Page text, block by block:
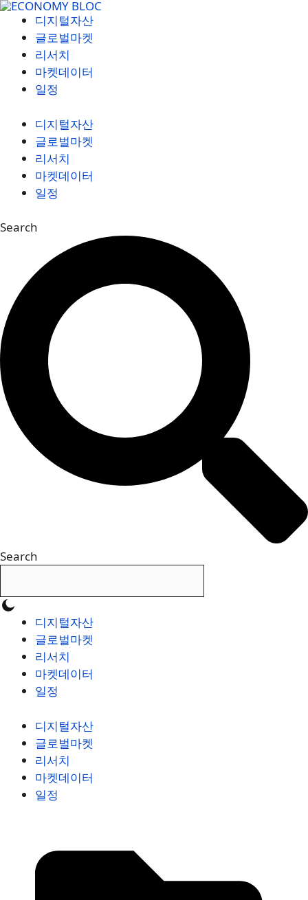
컨
디지털자산
글로벌마켓
리서치
마켓데이터
일정
디지털자산
글로벌마켓
리서치
마켓데이터
일정
Search
Search
디지털자산
글로벌마켓
리서치
마켓데이터
일정
디지털자산
글로벌마켓
리서치
마켓데이터
일정